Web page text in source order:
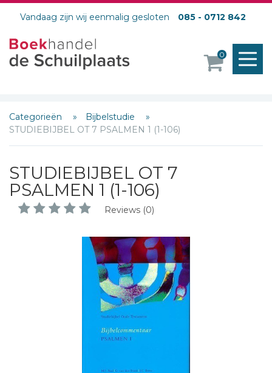
Vandaag zijn wij eenmalig gesloten 085 - 0712 842
0
Categorieën
Bijbelstudie
STUDIEBIJBEL OT 7 PSALMEN 1 (1-106)
STUDIEBIJBEL OT 7
PSALMEN 1 (1-106)
Reviews (0)
Schrijf hieronder je review!
E-mail *
Titel *